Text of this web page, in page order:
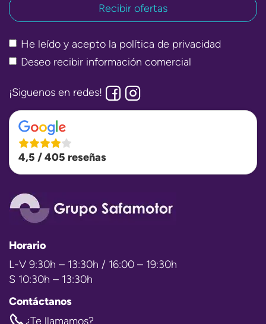
He leído y acepto la política de privacidad
Deseo recibir información comercial
¡Siguenos en redes!
4,5 / 405 reseñas
Horario
L-V 9:30h – 13:30h / 16:00 – 19:30h
S 10:30h – 13:30h
Contáctanos
¿Te llamamos?